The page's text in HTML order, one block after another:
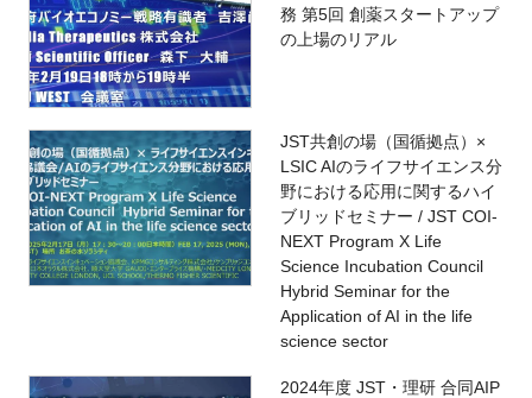
務 第5回 創薬スタートアップ
の上場のリアル
JST共創の場（国循拠点）×
LSIC AIのライフサイエンス分
野における応用に関するハイ
ブリッドセミナー / JST COI-
NEXT Program X Life
Science Incubation Council
Hybrid Seminar for the
Application of AI in the life
science sector
2024年度 JST・理研 合同AIP